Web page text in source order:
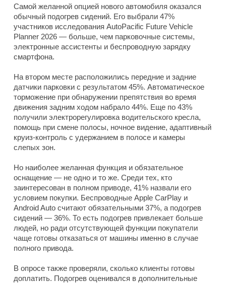
Самой желанной опцией нового автомобиля оказался
обычный подогрев сидений. Его выбрали 47%
участников исследования AutoPacific Future Vehicle
Planner 2026 — больше, чем парковочные системы,
электронные ассистенты и беспроводную зарядку
смартфона.
На втором месте расположились передние и задние
датчики парковки с результатом 45%. Автоматическое
торможение при обнаружении препятствия во время
движения задним ходом набрало 44%. Еще по 43%
получили электрорегулировка водительского кресла,
помощь при смене полосы, ночное видение, адаптивный
круиз-контроль с удержанием в полосе и камеры
слепых зон.
Но наиболее желанная функция и обязательное
оснащение — не одно и то же. Среди тех, кто
заинтересован в полном приводе, 41% назвали его
условием покупки. Беспроводные Apple CarPlay и
Android Auto считают обязательными 37%, а подогрев
сидений — 36%. То есть подогрев привлекает больше
людей, но ради отсутствующей функции покупатели
чаще готовы отказаться от машины именно в случае
полного привода.
В опросе также проверяли, сколько клиенты готовы
доплатить. Подогрев оценивался в дополнительные